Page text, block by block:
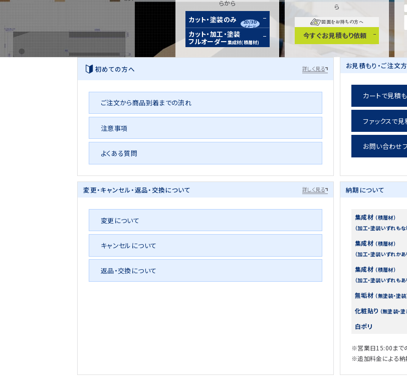
らから
カット・塗装のみ
カット・加工・塗装
フルオーダー集成材(積層材)
2D/3D
イメージ
ら
図面をお持ちの方へ
今すぐお見積もり依頼
初めての方へ 詳しく見る
ご注文から商品到着までの流れ
注意事項
よくある質問
お見積もり・ご注文
カートで見積
ファックスで見
お問い合わせ
変更・キャンセル・返品・交換について 詳しく見る
変更について
キャンセルについて
返品・交換について
納期について
集成材 （積層材）
（加工・塗装いずれもな
集成材 （積層材）
（加工・塗装いずれかあ
集成材 （積層材）
（加工・塗装いずれもあ
無垢材 （無塗装・塗装
化粧貼り （無塗装・塗
白ポリ
※営業日15:00まで
※追加料金による納